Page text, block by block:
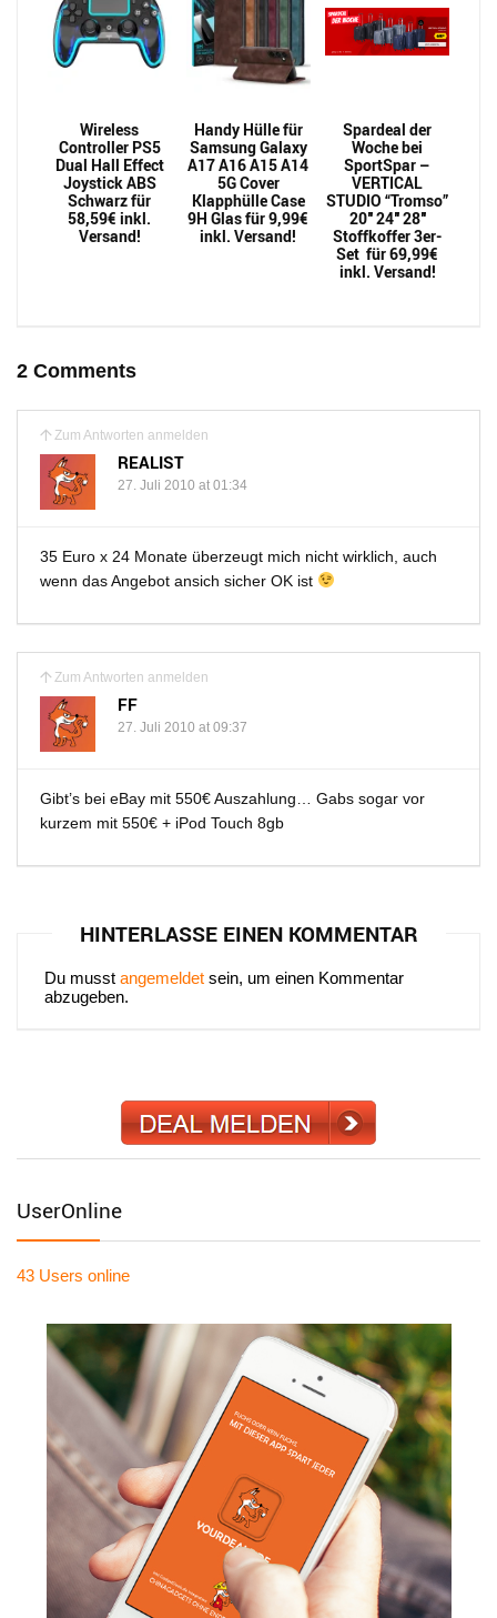
Wireless
Controller PS5
Dual Hall Effect
Joystick ABS
Schwarz für
58,59€ inkl.
Versand!
Handy Hülle für
Samsung Galaxy
A17 A16 A15 A14
5G Cover
Klapphülle Case
9H Glas für 9,99€
inkl. Versand!
Spardeal der
Woche bei
SportSpar –
VERTICAL
STUDIO “Tromso”
20″ 24″ 28″
Stoffkoffer 3er-
Set für 69,99€
inkl. Versand!
2 Comments
Zum Antworten anmelden
REALIST
27. Juli 2010 at 01:34
35 Euro x 24 Monate überzeugt mich nicht wirklich, auch
wenn das Angebot ansich sicher OK ist
Zum Antworten anmelden
FF
27. Juli 2010 at 09:37
Gibt’s bei eBay mit 550€ Auszahlung… Gabs sogar vor
kurzem mit 550€ + iPod Touch 8gb
HINTERLASSE EINEN KOMMENTAR
Du musst angemeldet sein, um einen Kommentar
abzugeben.
UserOnline
43 Users online